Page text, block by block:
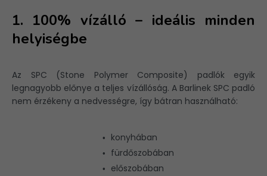
1. 100% vízálló – ideális minden
helyiségbe
Az SPC (Stone Polymer Composite) padlók egyik
legnagyobb előnye a teljes vízállóság. A Barlinek SPC padló
nem érzékeny a nedvességre, így bátran használható:
konyhában
fürdőszobában
előszobában